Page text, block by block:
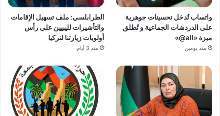
واتساب تُدخل تحسينات جوهرية
على الدردشات الجماعية و تُطلق
ميزة «all@»
منذ يومين
الطرابلسي: ملف تسهيل الإقامات
والتأشيرات لليبيين على رأس
أولويات زيارتنا لتركيا
منذ 3 أيام